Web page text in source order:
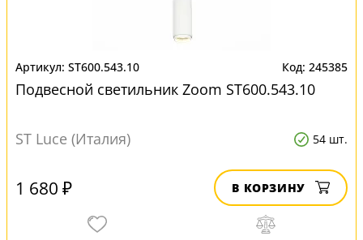
ST600.543.10 245385
Подвесной светильник Zoom ST600.543.10
ST Luce (Италия) 54 шт.
1 680 ₽ В КОРЗИНУ